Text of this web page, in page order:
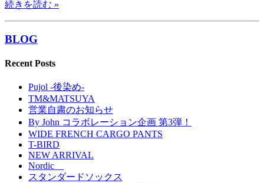
続きを読む »
BLOG
Recent Posts
Pujol -後染め-
TM&MATSUYA
営業自粛のお知らせ
By John コラボレーション企画 第3弾！
WIDE FRENCH CARGO PANTS
T-BIRD
NEW ARRIVAL
Nordic
スタンダードソックス